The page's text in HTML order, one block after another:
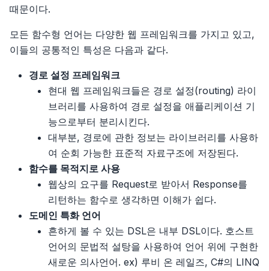
때문이다.
모든 함수형 언어는 다양한 웹 프레임워크를 가지고 있고,
이들의 공통적인 특성은 다음과 같다.
경로 설정 프레임워크
현대 웹 프레임워크들은 경로 설정(routing) 라이
브러리를 사용하여 경로 설정을 애플리케이션 기
능으로부터 분리시킨다.
대부분, 경로에 관한 정보는 라이브러리를 사용하
여 순회 가능한 표준적 자료구조에 저장된다.
함수를 목적지로 사용
웹상의 요구를 Request로 받아서 Response를
리턴하는 함수로 생각하면 이해가 쉽다.
도메인 특화 언어
흔하게 볼 수 있는 DSL은 내부 DSL이다. 호스트
언어의 문법적 설탕을 사용하여 언어 위에 구현한
새로운 의사언어. ex) 루비 온 레일즈, C#의 LINQ